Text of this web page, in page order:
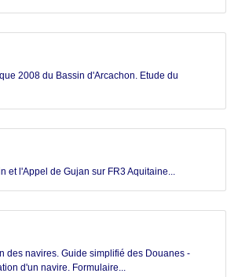
2008 du Bassin d'Arcachon. Etude du
et l'Appel de Gujan sur FR3 Aquitaine...
des navires. Guide simplifié des Douanes -
d'un navire. Formulaire...